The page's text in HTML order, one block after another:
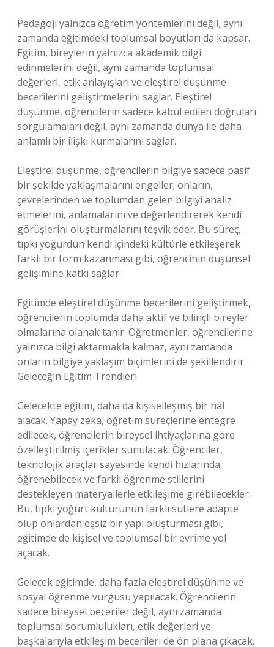
Pedagoji yalnızca öğretim yöntemlerini değil, aynı
zamanda eğitimdeki toplumsal boyutları da kapsar.
Eğitim, bireylerin yalnızca akademik bilgi
edinmelerini değil, aynı zamanda toplumsal
değerleri, etik anlayışları ve eleştirel düşünme
becerilerini geliştirmelerini sağlar. Eleştirel
düşünme, öğrencilerin sadece kabul edilen doğruları
sorgulamaları değil, aynı zamanda dünya ile daha
anlamlı bir ilişki kurmalarını sağlar.
Eleştirel düşünme, öğrencilerin bilgiye sadece pasif
bir şekilde yaklaşmalarını engeller; onların,
çevrelerinden ve toplumdan gelen bilgiyi analiz
etmelerini, anlamalarını ve değerlendirerek kendi
görüşlerini oluşturmalarını teşvik eder. Bu süreç,
tıpkı yoğurdun kendi içindeki kültürle etkileşerek
farklı bir form kazanması gibi, öğrencinin düşünsel
gelişimine katkı sağlar.
Eğitimde eleştirel düşünme becerilerini geliştirmek,
öğrencilerin toplumda daha aktif ve bilinçli bireyler
olmalarına olanak tanır. Öğretmenler, öğrencilerine
yalnızca bilgi aktarmakla kalmaz, aynı zamanda
onların bilgiye yaklaşım biçimlerini de şekillendirir.
Geleceğin Eğitim Trendleri
Gelecekte eğitim, daha da kişiselleşmiş bir hal
alacak. Yapay zeka, öğretim süreçlerine entegre
edilecek, öğrencilerin bireysel ihtiyaçlarına göre
özelleştirilmiş içerikler sunulacak. Öğrenciler,
teknolojik araçlar sayesinde kendi hızlarında
öğrenebilecek ve farklı öğrenme stillerini
destekleyen materyallerle etkileşime girebilecekler.
Bu, tıpkı yoğurt kültürünün farklı sütlere adapte
olup onlardan eşsiz bir yapı oluşturması gibi,
eğitimde de kişisel ve toplumsal bir evrime yol
açacak.
Gelecek eğitimde, daha fazla eleştirel düşünme ve
sosyal öğrenme vurgusu yapılacak. Öğrencilerin
sadece bireysel beceriler değil, aynı zamanda
toplumsal sorumlulukları, etik değerleri ve
başkalarıyla etkileşim becerileri de ön plana çıkacak.